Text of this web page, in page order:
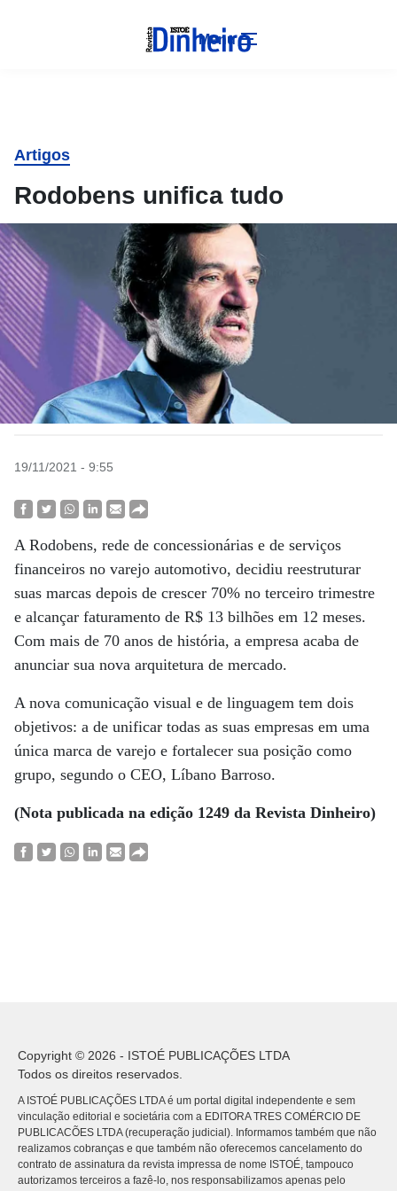
Menu
Artigos
Rodobens unifica tudo
19/11/2021 - 9:55
A Rodobens, rede de concessionárias e de serviços
financeiros no varejo automotivo, decidiu reestruturar
suas marcas depois de crescer 70% no terceiro trimestre
e alcançar faturamento de R$ 13 bilhões em 12 meses.
Com mais de 70 anos de história, a empresa acaba de
anunciar sua nova arquitetura de mercado.
A nova comunicação visual e de linguagem tem dois
objetivos: a de unificar todas as suas empresas em uma
única marca de varejo e fortalecer sua posição como
grupo, segundo o CEO, Líbano Barroso.
(Nota publicada na edição 1249 da Revista Dinheiro)
Copyright © 2026 - ISTOÉ PUBLICAÇÕES LTDA
Todos os direitos reservados.
A ISTOÉ PUBLICAÇÕES LTDA é um portal digital independente e sem
vinculação editorial e societária com a EDITORA TRES COMÉRCIO DE
PUBLICACÕES LTDA (recuperação judicial). Informamos também que não
realizamos cobranças e que também não oferecemos cancelamento do
contrato de assinatura da revista impressa de nome ISTOÉ, tampouco
autorizamos terceiros a fazê-lo, nos responsabilizamos apenas pelo